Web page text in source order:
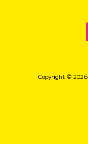
Copyright © 2026